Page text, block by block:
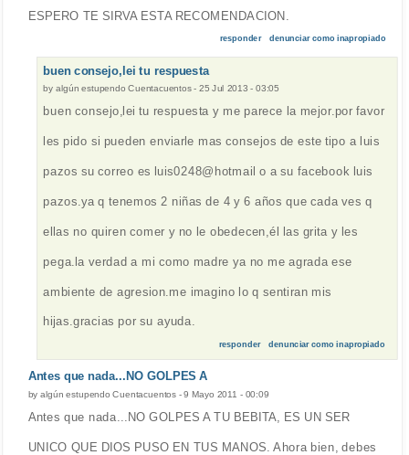
ESPERO TE SIRVA ESTA RECOMENDACION.
responder denunciar como inapropiado
buen consejo,lei tu respuesta
by algún estupendo Cuentacuentos-25 Jul 2013 - 03:05
buen consejo,lei tu respuesta y me parece la mejor.por favor
les pido si pueden enviarle mas consejos de este tipo a luis
pazos su correo es luis0248@hotmail o a su facebook luis
pazos.ya q tenemos 2 niñas de 4 y 6 años que cada ves q
ellas no quiren comer y no le obedecen,él las grita y les
pega.la verdad a mi como madre ya no me agrada ese
ambiente de agresion.me imagino lo q sentiran mis
hijas.gracias por su ayuda.
responder denunciar como inapropiado
Antes que nada...NO GOLPES A
byalgún estupendo Cuentacuentos -9 Mayo 2011 - 00:09
Antes que nada...NO GOLPES A TU BEBITA, ES UN SER
UNICO QUE DIOS PUSO EN TUS MANOS. Ahora bien, debes